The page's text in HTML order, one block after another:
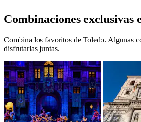
Combinaciones exclusivas
Combina los favoritos de Toledo. Algunas
disfrutarlas juntas.